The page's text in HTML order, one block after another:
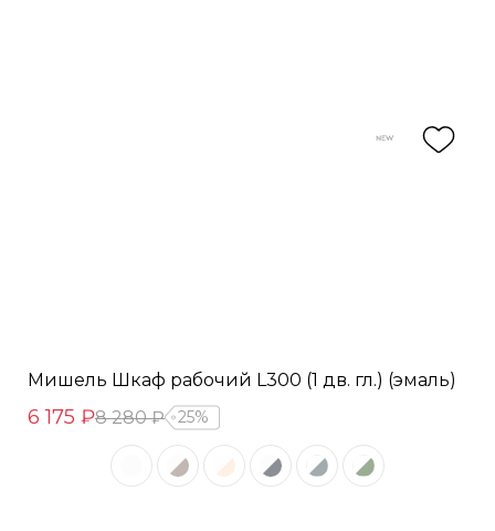
Мишель Шкаф рабочий L300 (1 дв. гл.) (эмаль)
6 175 ₽8 280 ₽ 25%